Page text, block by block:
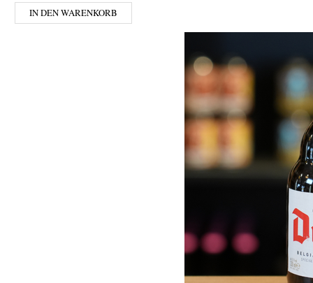
IN DEN WARENKORB